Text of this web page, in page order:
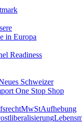
in Europa
Readiness
Schweizer
One Stop Shop
MwStAufhebung